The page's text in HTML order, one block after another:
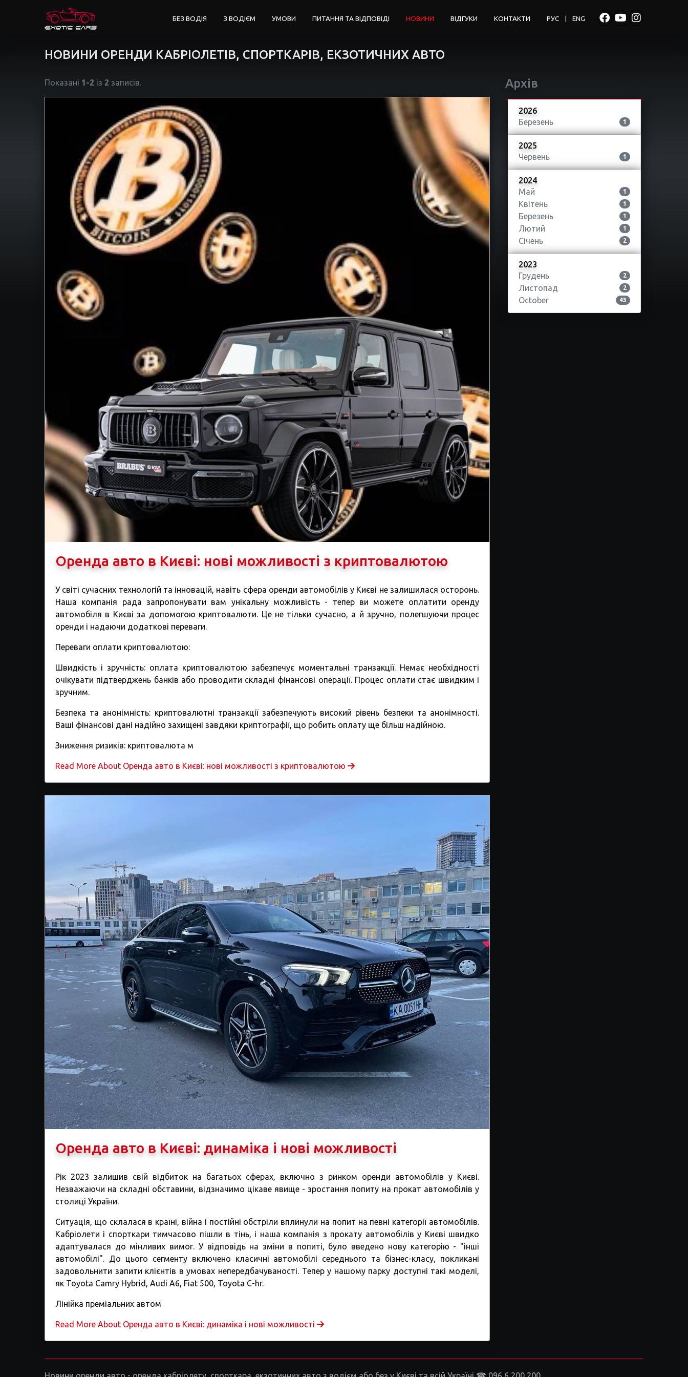
БЕЗ ВОДІЯ З ВОДІЄМ УМОВИ ПИТАННЯ ТА ВІДПОВІДІ НОВИНИ ВІДГУКИ КОНТАКТИ РУС ENG
НОВИНИ ОРЕНДИ КАБРІОЛЕТІВ, СПОРТКАРІВ, ЕКЗОТИЧНИХ АВТО
Показані 1-2 із 2 записів.
Оренда авто в Києві: нові можливості з криптовалютою
У світі сучасних технологій та інновацій, навіть сфера оренди автомобілів у Києві не залишилася осторонь.
Наша компанія рада запропонувати вам унікальну можливість - тепер ви можете оплатити оренду
автомобіля в Києві за допомогою криптовалюти. Це не тільки сучасно, а й зручно, полегшуючи процес
оренди і надаючи додаткові переваги.
Переваги оплати криптовалютою:
Швидкість і зручність: оплата криптовалютою забезпечує моментальні транзакції. Немає необхідності
очікувати підтверджень банків або проводити складні фінансові операції. Процес оплати стає швидким і
зручним.
Безпека та анонімність: криптовалютні транзакції забезпечують високий рівень безпеки та анонімності.
Ваші фінансові дані надійно захищені завдяки криптографії, що робить оплату ще більш надійною.
Зниження ризиків: криптовалюта м
Read More About Оренда авто в Києві: нові можливості з криптовалютою
Оренда авто в Києві: динаміка і нові можливості
Рік 2023 залишив свій відбиток на багатьох сферах, включно з ринком оренди автомобілів у Києві.
Незважаючи на складні обставини, відзначимо цікаве явище - зростання попиту на прокат автомобілів у
столиці України.
Ситуація, що склалася в країні, війна і постійні обстріли вплинули на попит на певні категорії автомобілів.
Кабріолети і спорткари тимчасово пішли в тінь, і наша компанія з прокату автомобілів у Києві швидко
адаптувалася до мінливих вимог. У відповідь на зміни в попиті, було введено нову категорію - "інші
автомобілі". До цього сегменту включено класичні автомобілі середнього та бізнес-класу, покликані
задовольнити запити клієнтів в умовах непередбачуваності. Тепер у нашому парку доступні такі моделі,
як Toyota Camry Hybrid, Audi A6, Fiat 500, Toyota C-hr.
Лінійка преміальних автом
Read More About Оренда авто в Києві: динаміка і нові можливості
Архів
2026
Березень
1
2025
Червень
1
2024
Май
1
Квітень 1
Березень 1
Лютий 1
Січень 2
2023
Грудень
2
Листопад 2
October 43